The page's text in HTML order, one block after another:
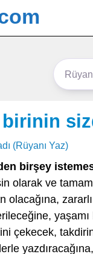
(Rüyanı Yaz)
birşey
olarak ve
olacağına,
çekecek,